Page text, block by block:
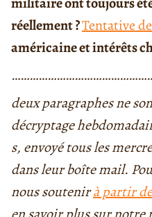
réellement ?Tentative
américaine et intérêts
deux paragraphes ne
décryptage
s, envoyé tous les
dans leur boîte mail.
nous soutenirà partir